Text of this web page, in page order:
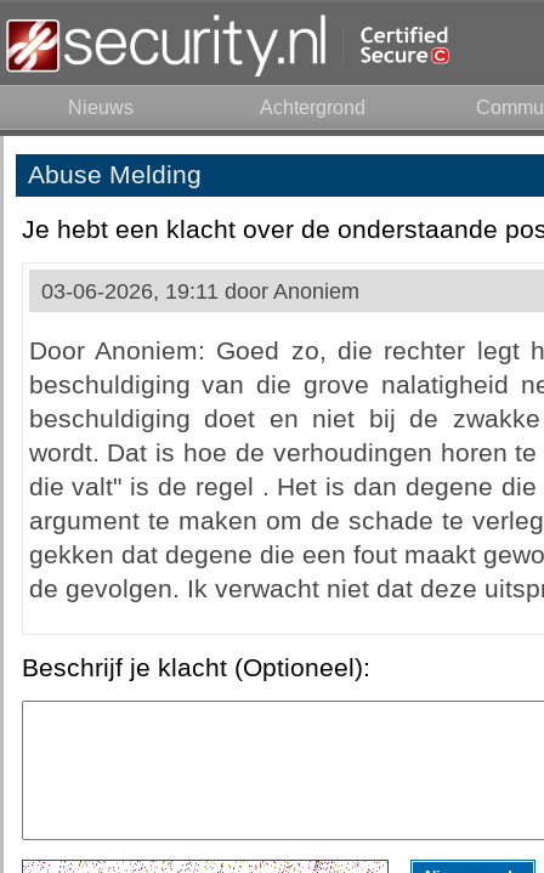
Nieuws Achtergrond
Abuse Melding
Je hebt een klacht over de onderstaande
03-06-2026, 19:11 door Anoniem
Door Anoniem: Goed zo, die rechter legt
beschuldiging van die grove nalatigheid
beschuldiging doet en niet bij de
wordt. Dat is hoe de verhoudingen horen
die valt" is de regel . Het is dan degene
argument te maken om de schade te
gekken dat degene die een fout maakt
de gevolgen. Ik verwacht niet dat deze
Beschrijf je klacht (Optioneel):